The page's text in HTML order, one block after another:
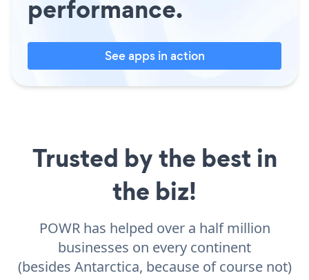
performance.
See apps in action
Trusted by the best in
the biz!
POWR has helped over a half million
businesses on every continent
(besides Antarctica, because of course not)